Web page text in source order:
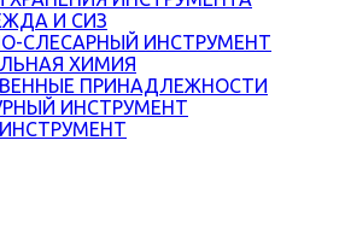
И СИЗ
СЛЕСАРНЫЙ ИНСТРУМЕНТ
ХИМИЯ
ПРИНАДЛЕЖНОСТИ
ИНСТРУМЕНТ